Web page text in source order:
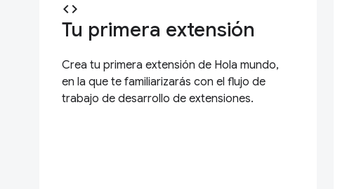
code
Tu primera extensión
Crea tu primera extensión de Hola mundo,
en la que te familiarizarás con el flujo de
trabajo de desarrollo de extensiones.